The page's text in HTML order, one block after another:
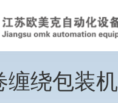
缠绕包装机